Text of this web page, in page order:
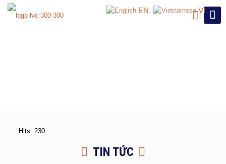
Hits: 230
TIN TỨC
EN VI